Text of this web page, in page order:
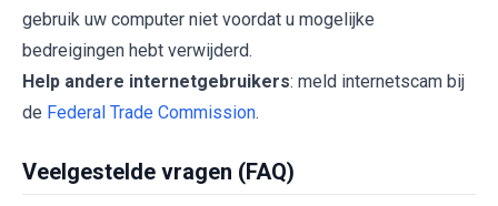
gebruik uw computer niet voordat u mogelijke
bedreigingen hebt verwijderd.
Help andere internetgebruikers: meld internetscam bij
de Federal Trade Commission.
Veelgestelde vragen (FAQ)